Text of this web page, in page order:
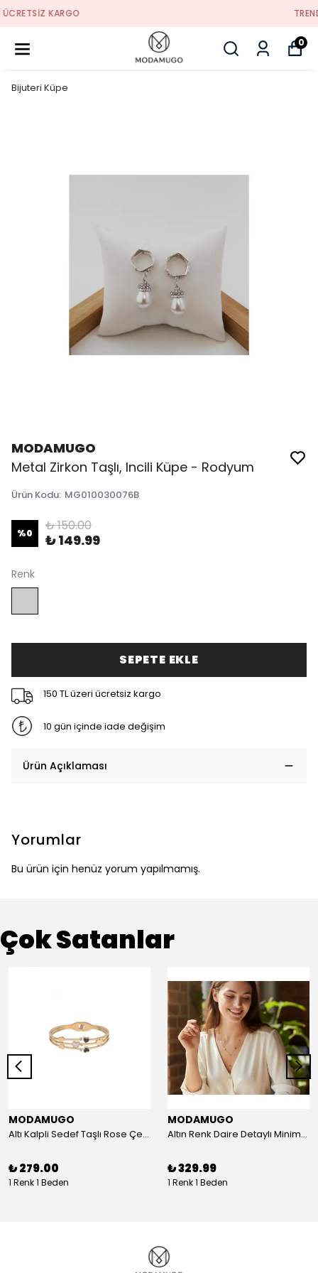
0
Bijuteri Küpe
MODAMUGO
Metal Zirkon Taşlı, Incili Küpe - Rodyum
Ürün Kodu: MG010030076B
%0 ₺ 150.00
₺ 149.99
Renk
SEPETE EKLE
150 TL üzeri ücretsiz kargo
10 gün içinde iade değişim
Ürün Açıklaması
Yorumlar
Bu ürün için henüz yorum yapılmamış.
Çok Satanlar
MODAMUGO
Altı Kalpli Sedef Taşlı Rose Çelik Kelepçe Bileklik
₺ 279.00
1 Renk 1 Beden
MODAMUGO
Altın Renk Daire Detaylı Minimal Y Çelik Kolye
₺ 329.99
1 Renk 1 Beden